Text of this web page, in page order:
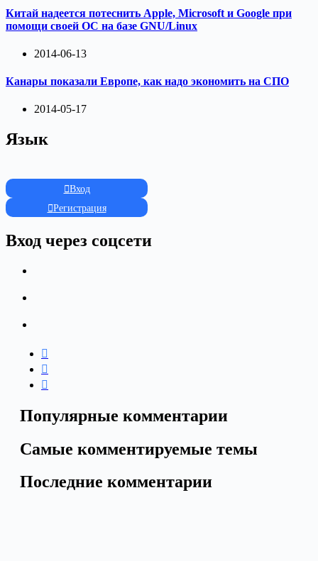
Китай надеется потеснить Apple, Microsoft и Google при
помощи своей ОС на базе GNU/Linux
2014-06-13
Канары показали Европе, как надо экономить на СПО
2014-05-17
Язык
Вход
Регистрация
Вход через соцсети
Популярные комментарии
Самые комментируемые темы
Последние комментарии